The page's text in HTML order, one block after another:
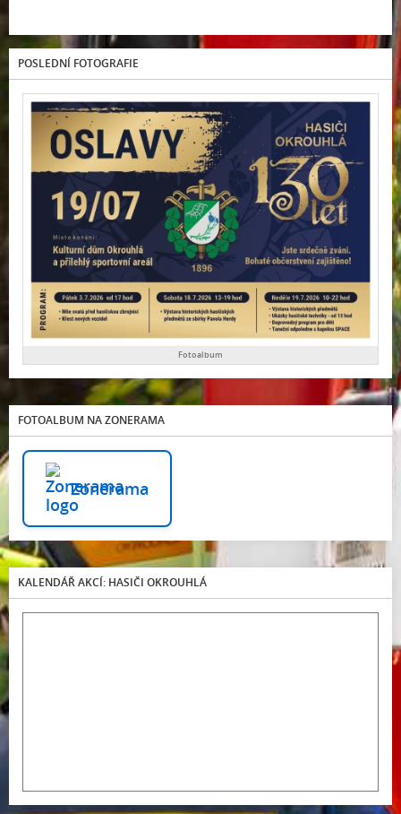
POSLEDNÍ FOTOGRAFIE
Fotoalbum
FOTOALBUM NA ZONERAMA
Zonerama
KALENDÁŘ AKCÍ: HASIČI OKROUHLÁ